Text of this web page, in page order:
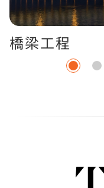
橋梁工程